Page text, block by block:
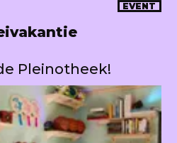
EVENT
Pleinotheek!